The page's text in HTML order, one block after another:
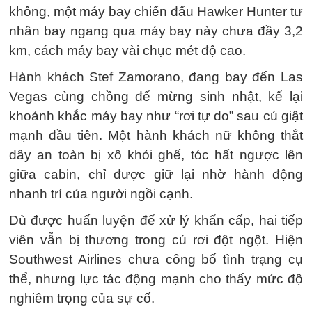
không, một máy bay chiến đấu Hawker Hunter tư
nhân bay ngang qua máy bay này chưa đầy 3,2
km, cách máy bay vài chục mét độ cao.
Hành khách Stef Zamorano, đang bay đến Las
Vegas cùng chồng để mừng sinh nhật, kể lại
khoảnh khắc máy bay như “rơi tự do” sau cú giật
mạnh đầu tiên. Một hành khách nữ không thắt
dây an toàn bị xô khỏi ghế, tóc hất ngược lên
giữa cabin, chỉ được giữ lại nhờ hành động
nhanh trí của người ngồi cạnh.
Dù được huấn luyện để xử lý khẩn cấp, hai tiếp
viên vẫn bị thương trong cú rơi đột ngột. Hiện
Southwest Airlines chưa công bố tình trạng cụ
thể, nhưng lực tác động mạnh cho thấy mức độ
nghiêm trọng của sự cố.